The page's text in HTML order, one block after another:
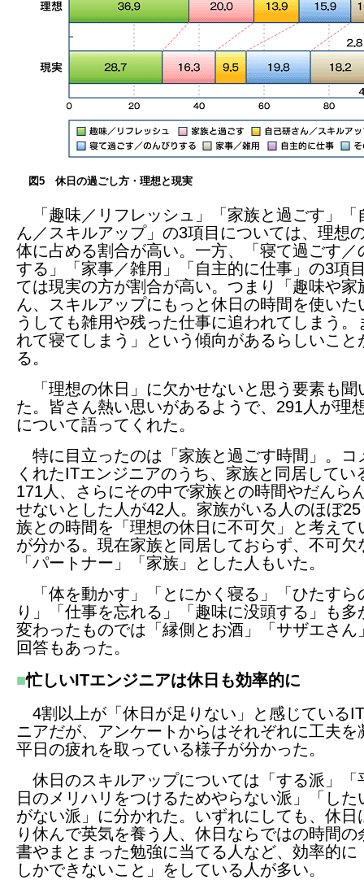
図5 休日の過ごし方・理想と現実
「趣味／リフレッシュ」「家族と過ごす」「
ん／スキルアップ」の3項目については、理想
体に占める割合が高い。一方、「寝て過ごす／
する」「家事／雑用」「自主的に仕事」の3項
ては現実の方が割合が高い。つまり「趣味や家
ん、スキルアップにもっと休日の時間を使いた
うしても雑用や残った仕事に追われてしまう。
れて寝てしまう」という傾向があるらしいこと
る。
「理想の休日」に欠かせないと思う要素も聞
た。皆さん熱い思いがあるようで、291人が理
について語ってくれた。
特に目立ったのは「家族と過ごす時間」。コ
くれたITエンジニアのうち、家族と同居してい
171人、さらにその中で家族との時間やだんら
せないとした人が42人。家族がいる人のほぼ
族との時間を「理想の休日に不可欠」と考えて
が分かる。現在家族と同居しておらず、不可欠
「パートナー」「家族」とした人もいた。
「体を動かす」「とにかく寝る」「ひたすら
り」「仕事を忘れる」「趣味に没頭する」も多
変わったものでは「縁側とお酒」「サザエさん
回答もあった。
■忙しいITエンジニアは休日も効率的に
4割以上が「休日が足りない」と感じている
ニアだが、アンケートからはそれぞれに工夫を
平日の疲れを取っている様子が分かった。
休日のスキルアップについては「する派」「
日のメリハリをつけるためやらない派」「した
がない派」に分かれた。いずれにしても、休日
り休んで英気を養う人、休日ならではの時間の
書やまとまった勉強に当てる人など、効率的に
しかできないこと」をしている人が多い。